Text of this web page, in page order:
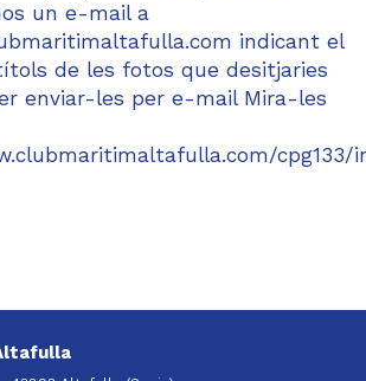
un e-mail a
indicant el
de les fotos que desitjaries
enviar-les per e-mail Mira-les
cpg133/